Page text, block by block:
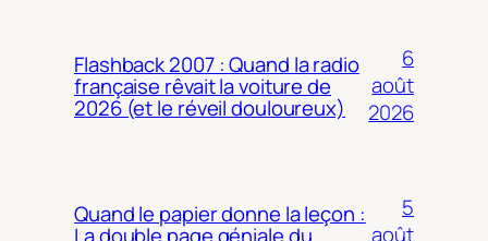
Flashback 2007 : Quand la radio
française rêvait la voiture de
2026 (et le réveil douloureux)
6
août
2026
Quand le papier donne la leçon :
La double page géniale du
5
août